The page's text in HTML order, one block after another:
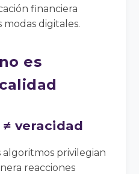
financiera
modas digitales.
es
veracidad
algoritmos privilegian
reacciones